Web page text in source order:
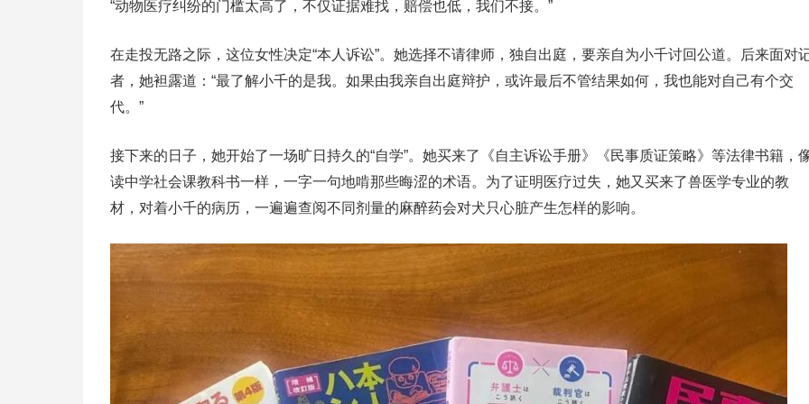
“动物医疗纠纷的门槛太高了，不仅证据难找，赔偿也低，我们不接。”
在走投无路之际，这位女性决定“本人诉讼”。她选择不请律师，独自出庭，要亲自为小千讨回公道。后来面对
者，她袒露道：“最了解小千的是我。如果由我亲自出庭辩护，或许最后不管结果如何，我也能对自己有个交
代。”
接下来的日子，她开始了一场旷日持久的“自学”。她买来了《自主诉讼手册》《民事质证策略》等法律书籍，
读中学社会课教科书一样，一字一句地啃那些晦涩的术语。为了证明医疗过失，她又买来了兽医学专业的教
材，对着小千的病历，一遍遍查阅不同剂量的麻醉药会对犬只心脏产生怎样的影响。